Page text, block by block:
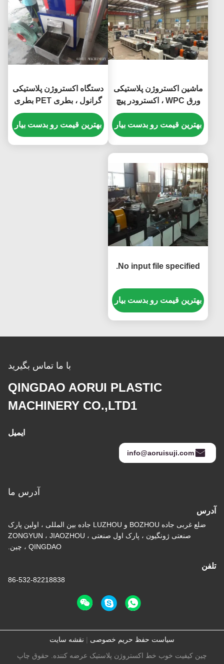
ماشین اکستروژن پلاستیکی
ورق WPC ، اکسترودر پیچ
دوقلو مخروطی
بهترین قیمت رو بدست بیار
دستگاه اکستروژن پلاستیکی
گرانول ، بطری PET بطری
PET ، اکسترودر فیلم گلوله
ای PET Recycle Film
بهترین قیمت رو بدست بیار
No input file specified.
بهترین قیمت رو بدست بیار
با ما تماس بگیرید
QINGDAO AORUI PLASTIC
MACHINERY CO.,LTD1
ایمیل
info@aoruisuji.com
آدرس ما
آدرس
ضلع غربی جاده BOZHOU و LUZHOU جاده بین المللی ، اولین پارک
صنعتی ژونگیون ، پارک اول صنعتی ZONGYUN ، JIAOZHOU ،
QINGDAO ، چین.
تلفن
86-532-82218838
سیاست حفظ حریم خصوصی | نقشه سایت
چین کیفیت خوب خط اکستروژن پلاستیک عرضه کننده. حقوق چاپ